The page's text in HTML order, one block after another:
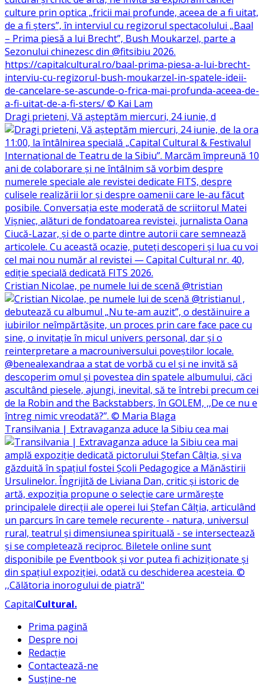
Dragi prieteni, Vă așteptăm miercuri, 24 iunie, d
Cristian Nicolae, pe numele lui de scenă @tristian
Transilvania | Extravaganza aduce la Sibiu cea mai
CapitalCultural.
Prima pagină
Despre noi
Redacție
Contactează-ne
Susține-ne